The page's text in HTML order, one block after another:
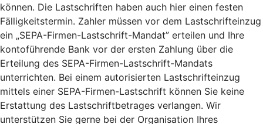
können. Die Lastschriften haben auch hier einen festen
Fälligkeitstermin. Zahler müssen vor dem Lastschrifteinzug
ein „SEPA-Firmen-Lastschrift-Mandat” erteilen und Ihre
kontoführende Bank vor der ersten Zahlung über die
Erteilung des SEPA-Firmen-Lastschrift-Mandats
unterrichten. Bei einem autorisierten Lastschrifteinzug
mittels einer SEPA-Firmen-Lastschrift können Sie keine
Erstattung des Lastschriftbetrages verlangen. Wir
unterstützen Sie gerne bei der Organisation Ihres